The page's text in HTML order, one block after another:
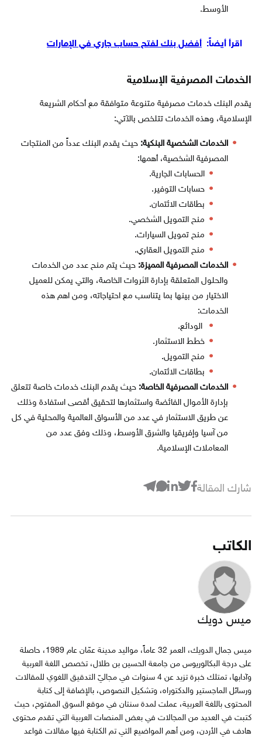
الأوسط.
اقرأ أيضاً: أفضل بنك لفتح حساب جاري في الإمارات
الخدمات المصرفية الإسلامية
يقدم البنك خدمات مصرفية متنوعة متوافقة مع أحكام الشريعة
الإسلامية، وهذه الخدمات تتلخص بالآتي:
الخدمات الشخصية البنكية: حيث يقدم البنك عدداً من المنتجات
المصرفية الشخصية، أهمها:
الحسابات الجارية.
حسابات التوفير.
بطاقات الائتمان.
منح التمويل الشخصي.
منح تمويل السيارات.
منح التمويل العقاري.
الخدمات المصرفية المميزة: حيث يتم منح عدد من الخدمات
والحلول المتعلقة بإدارة الثروات الخاصة، والتي يمكن للعميل
الاختيار من بينها بما يتناسب مع احتياجاته، ومن اهم هذه
الخدمات:
الودائع.
خطط الاستثمار.
منح التمويل.
بطاقات الائتمان.
الخدمات المصرفية الخاصة: حيث يقدم البنك خدمات خاصة تتعلق
بإدارة الأموال الفائضة واستثمارها لتحقيق أقصى استفادة وذلك
عن طريق الاستثمار في عدد من الأسواق العالمية والمحلية في كل
من آسيا وإفريقيا والشرق الأوسط، وذلك وفق عدد من
المعاملات الإسلامية.
شارك المقالة
الكاتب
ميس دويك
ميس جمال الدويك، العمر 32 عاماً، مواليد مدينة عمّان عام 1989، حاصلة
على درجة البكالوريوس من جامعة الحسين بن طلال، تخصص اللغة العربية
وآدابها، تمتلك خبرة تزيد عن 4 سنوات في مجاليّ التدقيق اللغوي للمقالات
ورسائل الماجستير والدكتوراه، وتشكيل النصوص، بالإضافة إلى كتابة
المحتوى باللغة العربية، عملت لمدة سنتان في موقع السوق المفتوح، حيث
كتبت في العديد من المجالات في بعض المنصات العربية التي تقدم محتوى
هادف في الأردن، ومن أهم المواضيع التي تم الكتابة فيها مقالات قواعد